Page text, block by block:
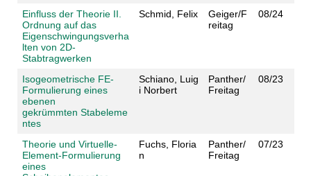
Einfluss der Theorie II.
Ordnung auf das
Eigenschwingungsverha
lten von 2D-
Stabtragwerken
Schmid, Felix
Geiger/F
reitag
08/24
Isogeometrische FE-
Formulierung eines
ebenen
gekrümmten Stabeleme
ntes
Schiano, Luig
i Norbert
Panther/
Freitag
08/23
Theorie und Virtuelle-
Element-Formulierung
eines
Fuchs, Floria
n
Panther/
Freitag
07/23